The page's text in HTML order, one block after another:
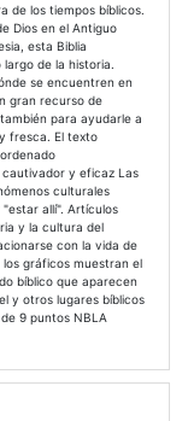
de los tiempos bíblicos.
Dios en el Antiguo
esta Biblia
de la historia.
se encuentren en
gran recurso de
para ayudarle a
fresca. El texto
y eficaz Las
culturales
allí". Artículos
y la cultura del
con la vida de
gráficos muestran el
bíblico que aparecen
y otros lugares bíblicos
9 puntos NBLA